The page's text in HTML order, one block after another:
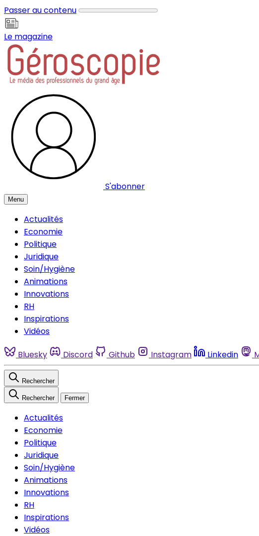
Passer au contenu
Le magazine
S'abonner
Menu
Actualités
Economie
Politique
Juridique
Soin/Hygiène
Animations
Innovations
RH
Inspirations
Vidéos
Bluesky Discord Github Instagram Linkedin
Rechercher
Rechercher Fermer
Actualités
Economie
Politique
Juridique
Soin/Hygiène
Animations
Innovations
RH
Inspirations
Vidéos
Panneau de gestion des cookies